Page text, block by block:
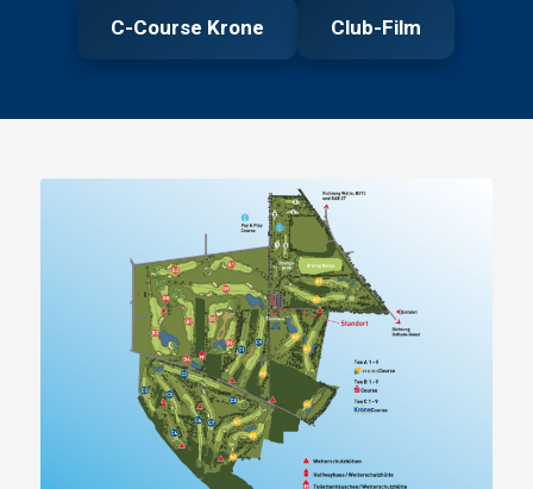
C-Course Krone Club-Film